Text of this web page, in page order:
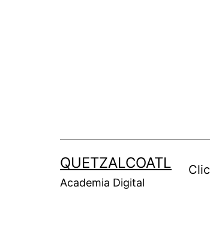
QUETZALCOATL
Academia Digital